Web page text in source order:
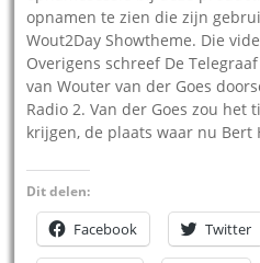
opnamen te zien die zijn
Wout2Day Showtheme. Die
Overigens schreef De
van Wouter van der Goes
Radio 2. Van der Goes zou het
krijgen, de plaats waar nu Bert
Dit delen:
Facebook Twitter